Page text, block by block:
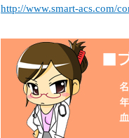
http://www.smart-acs.com/